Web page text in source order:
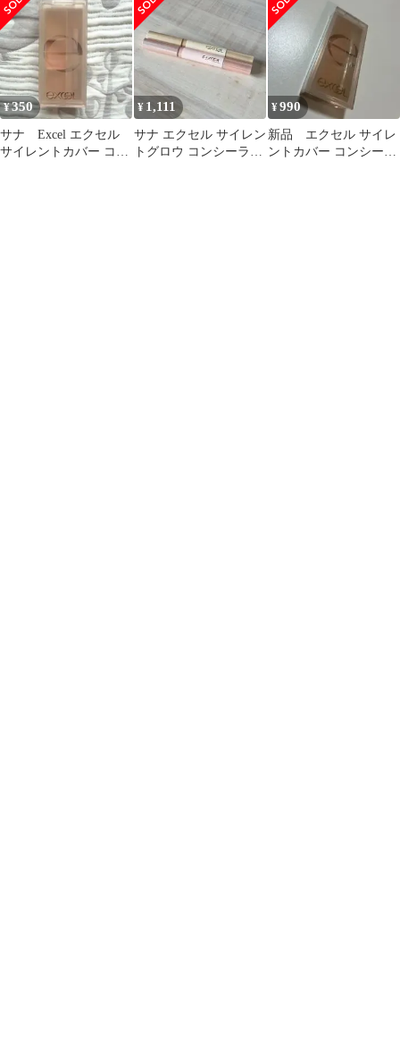
¥350
サナ Excel エクセル
サイレントカバー コン
¥ 1,111
サナ エクセル サイレン
トグロウ コンシーラー
¥990
新品 エクセル サイレ
ントカバー コンシーラ